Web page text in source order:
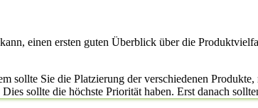
einen ersten guten Überblick über die
sollte Sie die Platzierung der verschiedenen
sollte die höchste Priorität haben. Erst danach